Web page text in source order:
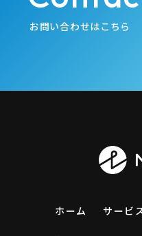
お問い合わせはこちら
ホーム サービ